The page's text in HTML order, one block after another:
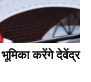
भूमिका करेंगे देवेंद्र